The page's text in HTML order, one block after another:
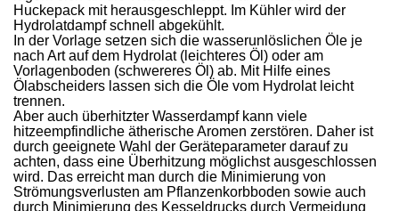
Huckepack mit herausgeschleppt. Im Kühler wird der
Hydrolatdampf schnell abgekühlt.
In der Vorlage setzen sich die wasserunlöslichen Öle je
nach Art auf dem Hydrolat (leichteres Öl) oder am
Vorlagenboden (schwereres Öl) ab. Mit Hilfe eines
Ölabscheiders lassen sich die Öle vom Hydrolat leicht
trennen.
Aber auch überhitzter Wasserdampf kann viele
hitzeempfindliche ätherische Aromen zerstören. Daher ist
durch geeignete Wahl der Geräteparameter darauf zu
achten, dass eine Überhitzung möglichst ausgeschlossen
wird. Das erreicht man durch die Minimierung von
Strömungsverlusten am Pflanzenkorbboden sowie auch
durch Minimierung des Kesseldrucks durch Vermeidung